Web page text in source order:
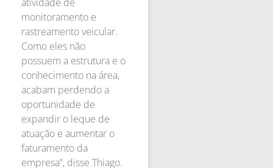
monitoramento e
rastreamento veicular.
Como eles não
possuem a estrutura e o
conhecimento na área,
acabam perdendo a
oportunidade de
expandir o leque de
atuação e aumentar o
faturamento da
empresa”, disse Thiago.